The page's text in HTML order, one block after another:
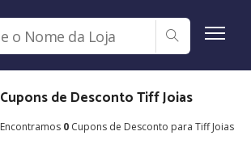
Cupons de Desconto Tiff Joias
Encontramos 0Cupons de Desconto para Tiff Joias